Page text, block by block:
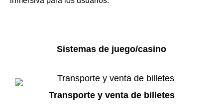
Sistemas de juego/casino
Transporte y venta de billetes